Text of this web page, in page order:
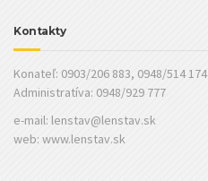
Kontakty
Konateľ: 0903/206 883, 0948/514 174
Administratíva: 0948/929 777
e-mail: lenstav@lenstav.sk
web: www.lenstav.sk